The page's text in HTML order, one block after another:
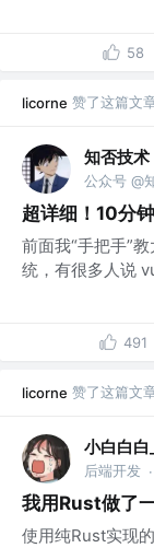
58
licorne 赞了这篇文
知否技术
超详细！10分
前面我“手把手”
统，有很多人说
491
licorne 赞了这篇文
小白白白_
后端开发 ·
我用Rust做了
使用纯Rust实现